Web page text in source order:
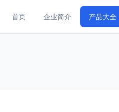
首页 企业简介 产品大全